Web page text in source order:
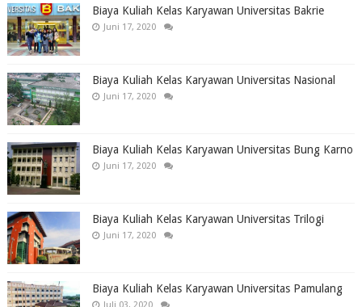
Biaya Kuliah Kelas Karyawan Universitas Bakrie
Juni 17, 2020
Biaya Kuliah Kelas Karyawan Universitas Nasional
Juni 17, 2020
Biaya Kuliah Kelas Karyawan Universitas Bung Karno
Juni 17, 2020
Biaya Kuliah Kelas Karyawan Universitas Trilogi
Juni 17, 2020
Biaya Kuliah Kelas Karyawan Universitas Pamulang